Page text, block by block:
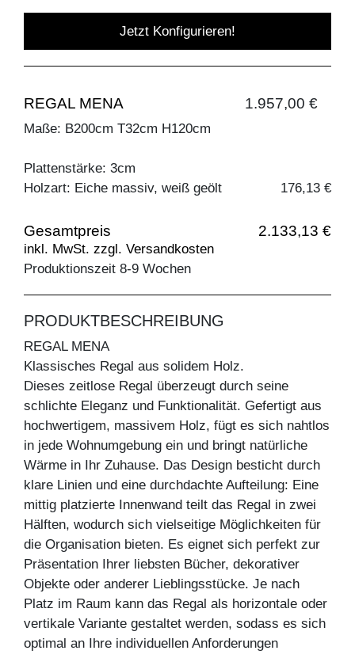
Jetzt Konfigurieren!
REGAL MENA 1.957,00 €
Maße: B200cm T32cm H120cm
Plattenstärke: 3cm
Holzart: Eiche massiv, weiß geölt
176,13 €
Gesamtpreis 2.133,13 €
inkl. MwSt. zzgl. Versandkosten
Produktionszeit 8-9 Wochen
PRODUKTBESCHREIBUNG
REGAL MENA
Klassisches Regal aus solidem Holz.
Dieses zeitlose Regal überzeugt durch seine
schlichte Eleganz und Funktionalität. Gefertigt aus
hochwertigem, massivem Holz, fügt es sich nahtlos
in jede Wohnumgebung ein und bringt natürliche
Wärme in Ihr Zuhause. Das Design besticht durch
klare Linien und eine durchdachte Aufteilung: Eine
mittig platzierte Innenwand teilt das Regal in zwei
Hälften, wodurch sich vielseitige Möglichkeiten für
die Organisation bieten. Es eignet sich perfekt zur
Präsentation Ihrer liebsten Bücher, dekorativer
Objekte oder anderer Lieblingsstücke. Je nach
Platz im Raum kann das Regal als horizontale oder
vertikale Variante gestaltet werden, sodass es sich
optimal an Ihre individuellen Anforderungen